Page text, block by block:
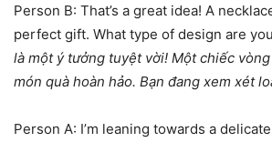
Person B: That’s a great idea! A
perfect gift. What type of design are
là một ý tưởng tuyệt vời! Một chiếc
món quà hoàn hảo. Bạn đang xem xét
Person A: I’m leaning towards a